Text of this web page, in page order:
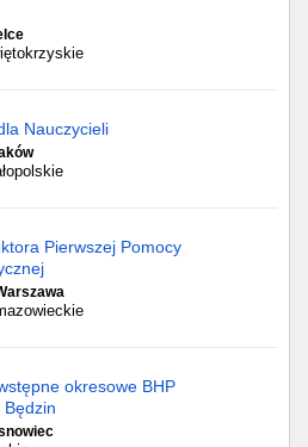
Nauczycieli
Pierwszej Pomocy
okresowe BHP
Będzin